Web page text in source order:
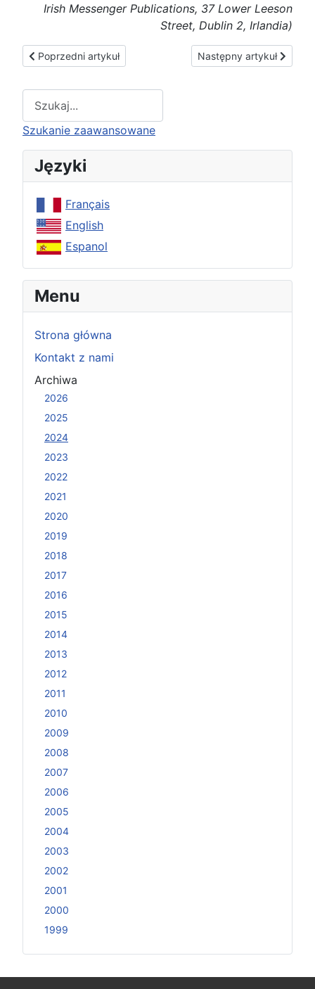
Irish Messenger Publications, 37 Lower Leeson
Street, Dublin 2, Irlandia)
Poprzedni artykuł: Ku pamięci François de Siebenthala
Poprzedni artykuł Następny artykuł: Spes
Następny artykuł
Type 2 or more characters for results.
Szukanie zaawansowane
Języki
Français
English
Espanol
Menu
Strona główna
Kontakt z nami
Archiwa
2026
2025
2024
2023
2022
2021
2020
2019
2018
2017
2016
2015
2014
2013
2012
2011
2010
2009
2008
2007
2006
2005
2004
2003
2002
2001
2000
1999